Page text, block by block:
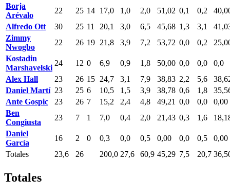
Borja
Arévalo
22 25 14 17,0 1,0 2,0 51,02 0,1 0,2
Alfredo Ott
30 25 11 20,1 3,0 6,5 45,68 1,3 3,1
Zimmy
Nwogbo
22 26 19 21,8 3,9 7,2 53,72 0,0 0,2
Kostadin
Marshavelski
24 12 0 6,9 0,9 1,8 50,00 0,0 0,0
0,0
Alex Hall
23 26 15 24,7 3,1 7,9 38,83 2,2 5,6
Daniel Martí 23 25 6 10,5 1,5 3,9 38,78 0,6 1,8
Ante Gospic
23 26 7 15,2 2,4 4,8 49,21 0,0 0,0
0,00
Ben
Congiusta
23 7 1 7,0 0,4 2,0 21,43 0,3 1,6
Daniel
García
16 2 0 0,3 0,0 0,5 0,00 0,0 0,5
0,00
Totales
23,6 26 200,0 27,6 60,9 45,29 7,5 20,7
Totales